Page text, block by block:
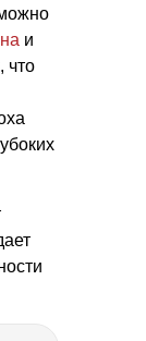
и
что